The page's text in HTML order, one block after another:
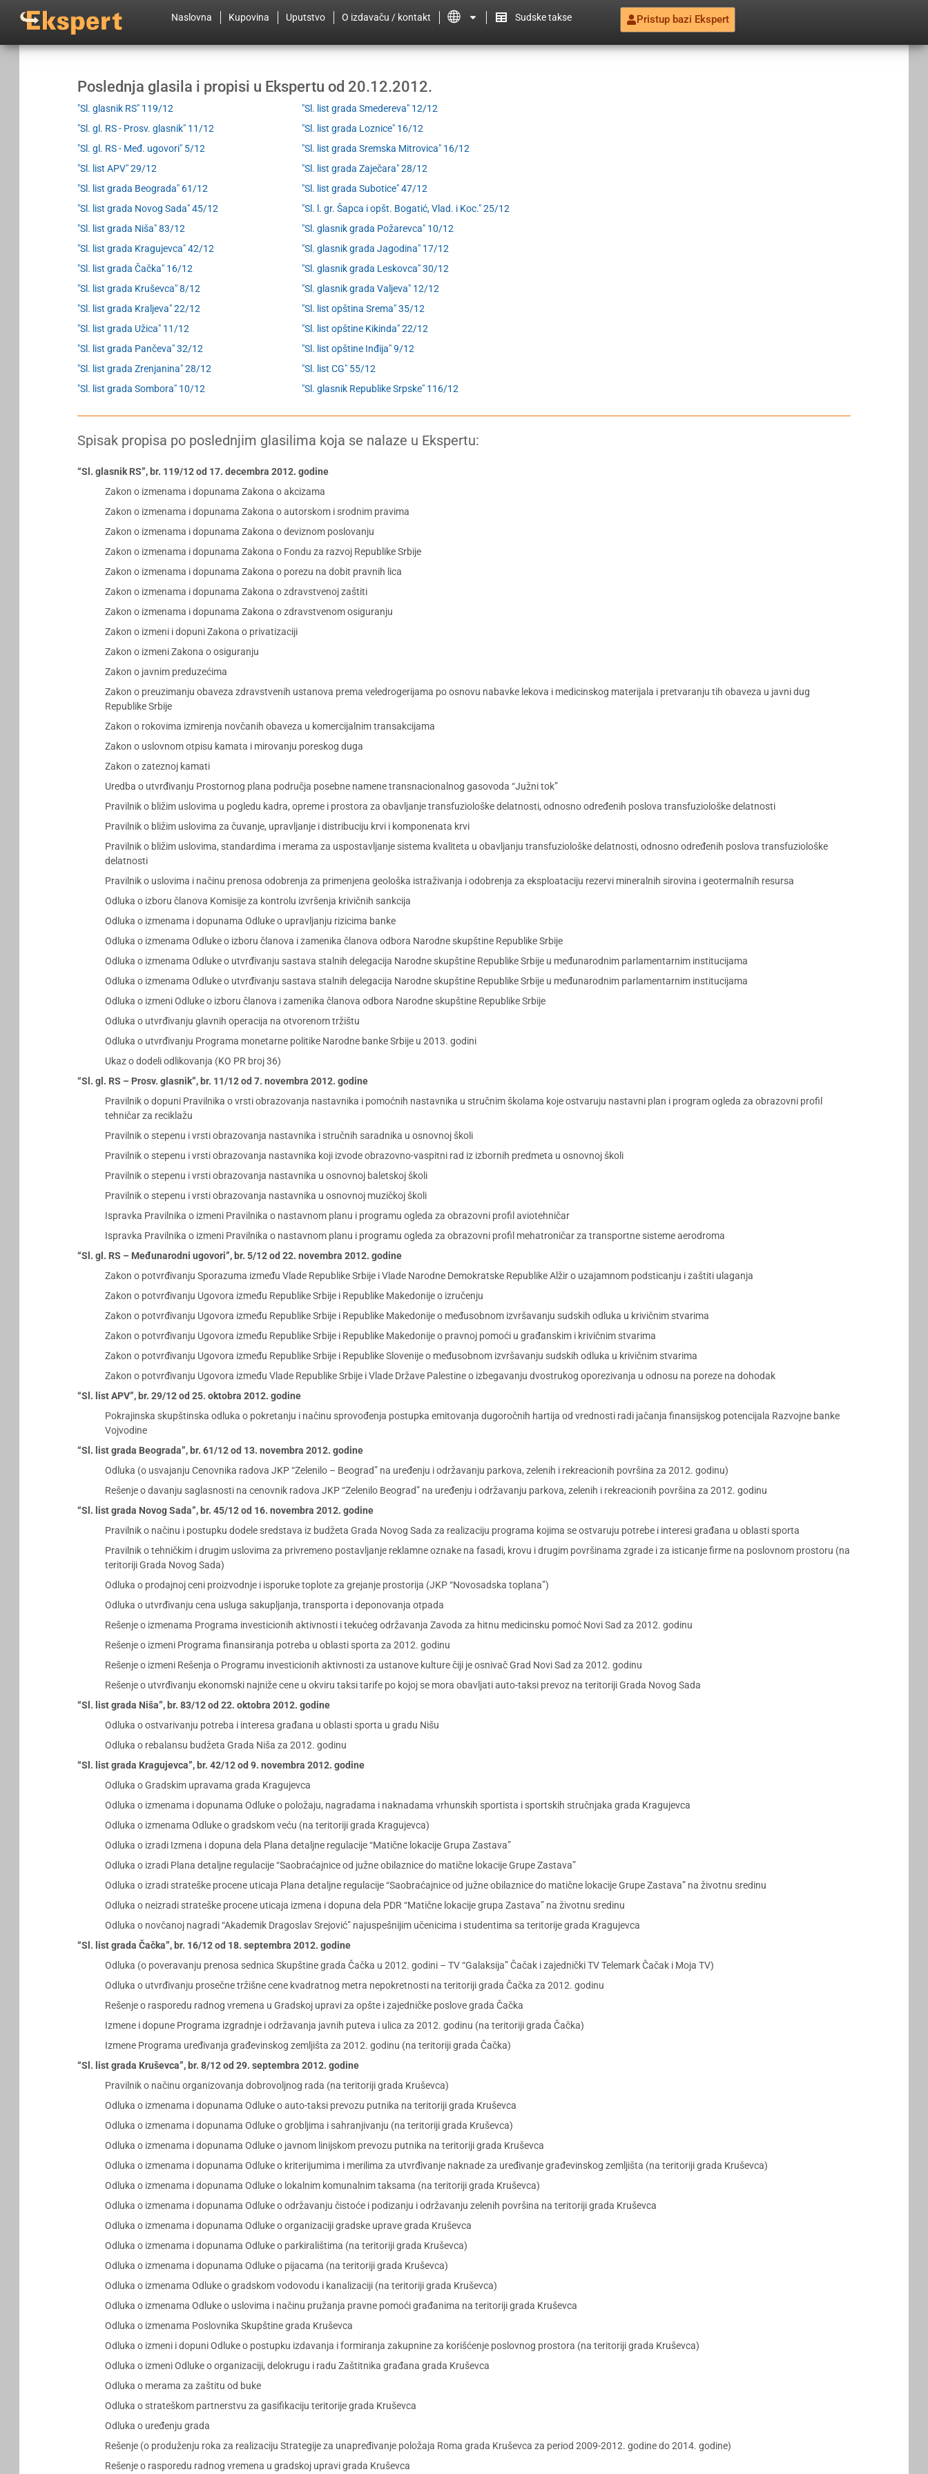
Naslovna Kupovina Uputstvo O izdavaču / kontakt Sudske takse Pristup bazi Ekspert
Poslednja glasila i propisi u Ekspertu od 20.12.2012.
"Sl. glasnik RS" 119/12
"Sl. gl. RS - Prosv. glasnik" 11/12
"Sl. gl. RS - Međ. ugovori" 5/12
"Sl. list APV" 29/12
"Sl. list grada Beograda" 61/12
"Sl. list grada Novog Sada" 45/12
"Sl. list grada Niša" 83/12
"Sl. list grada Kragujevca" 42/12
"Sl. list grada Čačka" 16/12
"Sl. list grada Kruševca" 8/12
"Sl. list grada Kraljeva" 22/12
"Sl. list grada Užica" 11/12
"Sl. list grada Pančeva" 32/12
"Sl. list grada Zrenjanina" 28/12
"Sl. list grada Sombora" 10/12
"Sl. list grada Smedereva" 12/12
"Sl. list grada Loznice" 16/12
"Sl. list grada Sremska Mitrovica" 16/12
"Sl. list grada Zaječara" 28/12
"Sl. list grada Subotice" 47/12
"Sl. l. gr. Šapca i opšt. Bogatić, Vlad. i Koc." 25/12
"Sl. glasnik grada Požarevca" 10/12
"Sl. glasnik grada Jagodina" 17/12
"Sl. glasnik grada Leskovca" 30/12
"Sl. glasnik grada Valjeva" 12/12
"Sl. list opština Srema" 35/12
"Sl. list opštine Kikinda" 22/12
"Sl. list opštine Inđija" 9/12
"Sl. list CG" 55/12
"Sl. glasnik Republike Srpske" 116/12
Spisak propisa po poslednjim glasilima koja se nalaze u Ekspertu:
“Sl. glasnik RS”, br. 119/12 od 17. decembra 2012. godine
Zakon o izmenama i dopunama Zakona o akcizama
Zakon o izmenama i dopunama Zakona o autorskom i srodnim pravima
Zakon o izmenama i dopunama Zakona o deviznom poslovanju
Zakon o izmenama i dopunama Zakona o Fondu za razvoj Republike Srbije
Zakon o izmenama i dopunama Zakona o porezu na dobit pravnih lica
Zakon o izmenama i dopunama Zakona o zdravstvenoj zaštiti
Zakon o izmenama i dopunama Zakona o zdravstvenom osiguranju
Zakon o izmeni i dopuni Zakona o privatizaciji
Zakon o izmeni Zakona o osiguranju
Zakon o javnim preduzećima
Zakon o preuzimanju obaveza zdravstvenih ustanova prema veledrogerijama po osnovu nabavke lekova i medicinskog materijala i pretvaranju tih obaveza u javni dug
Republike Srbije
Zakon o rokovima izmirenja novčanih obaveza u komercijalnim transakcijama
Zakon o uslovnom otpisu kamata i mirovanju poreskog duga
Zakon o zateznoj kamati
Uredba o utvrđivanju Prostornog plana područja posebne namene transnacionalnog gasovoda “Južni tok”
Pravilnik o bližim uslovima u pogledu kadra, opreme i prostora za obavljanje transfuziološke delatnosti, odnosno određenih poslova transfuziološke delatnosti
Pravilnik o bližim uslovima za čuvanje, upravljanje i distribuciju krvi i komponenata krvi
Pravilnik o bližim uslovima, standardima i merama za uspostavljanje sistema kvaliteta u obavljanju transfuziološke delatnosti, odnosno određenih poslova transfuziološke
delatnosti
Pravilnik o uslovima i načinu prenosa odobrenja za primenjena geološka istraživanja i odobrenja za eksploataciju rezervi mineralnih sirovina i geotermalnih resursa
Odluka o izboru članova Komisije za kontrolu izvršenja krivičnih sankcija
Odluka o izmenama i dopunama Odluke o upravljanju rizicima banke
Odluka o izmenama Odluke o izboru članova i zamenika članova odbora Narodne skupštine Republike Srbije
Odluka o izmenama Odluke o utvrđivanju sastava stalnih delegacija Narodne skupštine Republike Srbije u međunarodnim parlamentarnim institucijama
Odluka o izmenama Odluke o utvrđivanju sastava stalnih delegacija Narodne skupštine Republike Srbije u međunarodnim parlamentarnim institucijama
Odluka o izmeni Odluke o izboru članova i zamenika članova odbora Narodne skupštine Republike Srbije
Odluka o utvrđivanju glavnih operacija na otvorenom tržištu
Odluka o utvrđivanju Programa monetarne politike Narodne banke Srbije u 2013. godini
Ukaz o dodeli odlikovanja (KO PR broj 36)
“Sl. gl. RS – Prosv. glasnik”, br. 11/12 od 7. novembra 2012. godine
Pravilnik o dopuni Pravilnika o vrsti obrazovanja nastavnika i pomoćnih nastavnika u stručnim školama koje ostvaruju nastavni plan i program ogleda za obrazovni profil
tehničar za reciklažu
Pravilnik o stepenu i vrsti obrazovanja nastavnika i stručnih saradnika u osnovnoj školi
Pravilnik o stepenu i vrsti obrazovanja nastavnika koji izvode obrazovno-vaspitni rad iz izbornih predmeta u osnovnoj školi
Pravilnik o stepenu i vrsti obrazovanja nastavnika u osnovnoj baletskoj školi
Pravilnik o stepenu i vrsti obrazovanja nastavnika u osnovnoj muzičkoj školi
Ispravka Pravilnika o izmeni Pravilnika o nastavnom planu i programu ogleda za obrazovni profil aviotehničar
Ispravka Pravilnika o izmeni Pravilnika o nastavnom planu i programu ogleda za obrazovni profil mehatroničar za transportne sisteme aerodroma
“Sl. gl. RS – Međunarodni ugovori”, br. 5/12 od 22. novembra 2012. godine
Zakon o potvrđivanju Sporazuma između Vlade Republike Srbije i Vlade Narodne Demokratske Republike Alžir o uzajamnom podsticanju i zaštiti ulaganja
Zakon o potvrđivanju Ugovora između Republike Srbije i Republike Makedonije o izručenju
Zakon o potvrđivanju Ugovora između Republike Srbije i Republike Makedonije o međusobnom izvršavanju sudskih odluka u krivičnim stvarima
Zakon o potvrđivanju Ugovora između Republike Srbije i Republike Makedonije o pravnoj pomoći u građanskim i krivičnim stvarima
Zakon o potvrđivanju Ugovora između Republike Srbije i Republike Slovenije o međusobnom izvršavanju sudskih odluka u krivičnim stvarima
Zakon o potvrđivanju Ugovora između Vlade Republike Srbije i Vlade Države Palestine o izbegavanju dvostrukog oporezivanja u odnosu na poreze na dohodak
“Sl. list APV”, br. 29/12 od 25. oktobra 2012. godine
Pokrajinska skupštinska odluka o pokretanju i načinu sprovođenja postupka emitovanja dugoročnih hartija od vrednosti radi jačanja finansijskog potencijala Razvojne banke
Vojvodine
“Sl. list grada Beograda”, br. 61/12 od 13. novembra 2012. godine
Odluka (o usvajanju Cenovnika radova JKP “Zelenilo – Beograd” na uređenju i održavanju parkova, zelenih i rekreacionih površina za 2012. godinu)
Rešenje o davanju saglasnosti na cenovnik radova JKP “Zelenilo Beograd” na uređenju i održavanju parkova, zelenih i rekreacionih površina za 2012. godinu
“Sl. list grada Novog Sada”, br. 45/12 od 16. novembra 2012. godine
Pravilnik o načinu i postupku dodele sredstava iz budžeta Grada Novog Sada za realizaciju programa kojima se ostvaruju potrebe i interesi građana u oblasti sporta
Pravilnik o tehničkim i drugim uslovima za privremeno postavljanje reklamne oznake na fasadi, krovu i drugim površinama zgrade i za isticanje firme na poslovnom prostoru (na
teritoriji Grada Novog Sada)
Odluka o prodajnoj ceni proizvodnje i isporuke toplote za grejanje prostorija (JKP “Novosadska toplana”)
Odluka o utvrđivanju cena usluga sakupljanja, transporta i deponovanja otpada
Rešenje o izmenama Programa investicionih aktivnosti i tekućeg održavanja Zavoda za hitnu medicinsku pomoć Novi Sad za 2012. godinu
Rešenje o izmeni Programa finansiranja potreba u oblasti sporta za 2012. godinu
Rešenje o izmeni Rešenja o Programu investicionih aktivnosti za ustanove kulture čiji je osnivač Grad Novi Sad za 2012. godinu
Rešenje o utvrđivanju ekonomski najniže cene u okviru taksi tarife po kojoj se mora obavljati auto-taksi prevoz na teritoriji Grada Novog Sada
“Sl. list grada Niša”, br. 83/12 od 22. oktobra 2012. godine
Odluka o ostvarivanju potreba i interesa građana u oblasti sporta u gradu Nišu
Odluka o rebalansu budžeta Grada Niša za 2012. godinu
“Sl. list grada Kragujevca”, br. 42/12 od 9. novembra 2012. godine
Odluka o Gradskim upravama grada Kragujevca
Odluka o izmenama i dopunama Odluke o položaju, nagradama i naknadama vrhunskih sportista i sportskih stručnjaka grada Kragujevca
Odluka o izmenama Odluke o gradskom veću (na teritoriji grada Kragujevca)
Odluka o izradi Izmena i dopuna dela Plana detaljne regulacije “Matične lokacije Grupa Zastava”
Odluka o izradi Plana detaljne regulacije “Saobraćajnice od južne obilaznice do matične lokacije Grupe Zastava”
Odluka o izradi strateške procene uticaja Plana detaljne regulacije “Saobraćajnice od južne obilaznice do matične lokacije Grupe Zastava” na životnu sredinu
Odluka o neizradi strateške procene uticaja izmena i dopuna dela PDR “Matične lokacije grupa Zastava” na životnu sredinu
Odluka o novčanoj nagradi “Akademik Dragoslav Srejović” najuspešnijim učenicima i studentima sa teritorije grada Kragujevca
“Sl. list grada Čačka”, br. 16/12 od 18. septembra 2012. godine
Odluka (o poveravanju prenosa sednica Skupštine grada Čačka u 2012. godini – TV “Galaksija” Čačak i zajednički TV Telemark Čačak i Moja TV)
Odluka o utvrđivanju prosečne tržišne cene kvadratnog metra nepokretnosti na teritoriji grada Čačka za 2012. godinu
Rešenje o rasporedu radnog vremena u Gradskoj upravi za opšte i zajedničke poslove grada Čačka
Izmene i dopune Programa izgradnje i održavanja javnih puteva i ulica za 2012. godinu (na teritoriji grada Čačka)
Izmene Programa uređivanja građevinskog zemljišta za 2012. godinu (na teritoriji grada Čačka)
“Sl. list grada Kruševca”, br. 8/12 od 29. septembra 2012. godine
Pravilnik o načinu organizovanja dobrovoljnog rada (na teritoriji grada Kruševca)
Odluka o izmenama i dopunama Odluke o auto-taksi prevozu putnika na teritoriji grada Kruševca
Odluka o izmenama i dopunama Odluke o grobljima i sahranjivanju (na teritoriji grada Kruševca)
Odluka o izmenama i dopunama Odluke o javnom linijskom prevozu putnika na teritoriji grada Kruševca
Odluka o izmenama i dopunama Odluke o kriterijumima i merilima za utvrđivanje naknade za uređivanje građevinskog zemljišta (na teritoriji grada Kruševca)
Odluka o izmenama i dopunama Odluke o lokalnim komunalnim taksama (na teritoriji grada Kruševca)
Odluka o izmenama i dopunama Odluke o održavanju čistoće i podizanju i održavanju zelenih površina na teritoriji grada Kruševca
Odluka o izmenama i dopunama Odluke o organizaciji gradske uprave grada Kruševca
Odluka o izmenama i dopunama Odluke o parkiralištima (na teritoriji grada Kruševca)
Odluka o izmenama i dopunama Odluke o pijacama (na teritoriji grada Kruševca)
Odluka o izmenama Odluke o gradskom vodovodu i kanalizaciji (na teritoriji grada Kruševca)
Odluka o izmenama Odluke o uslovima i načinu pružanja pravne pomoći građanima na teritoriji grada Kruševca
Odluka o izmenama Poslovnika Skupštine grada Kruševca
Odluka o izmeni i dopuni Odluke o postupku izdavanja i formiranja zakupnine za korišćenje poslovnog prostora (na teritoriji grada Kruševca)
Odluka o izmeni Odluke o organizaciji, delokrugu i radu Zaštitnika građana grada Kruševca
Odluka o merama za zaštitu od buke
Odluka o strateškom partnerstvu za gasifikaciju teritorije grada Kruševca
Odluka o uređenju grada
Rešenje (o produženju roka za realizaciju Strategije za unapređivanje položaja Roma grada Kruševca za period 2009-2012. godine do 2014. godine)
Rešenje o rasporedu radnog vremena u gradskoj upravi grada Kruševca